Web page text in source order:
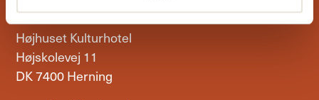
Højhuset Kulturhotel
Højskolevej 11
DK 7400 Herning